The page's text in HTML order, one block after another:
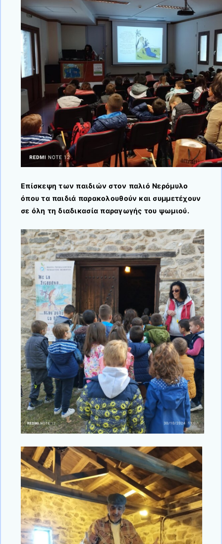
Επίσκεψη των παιδιών στον παλιό Νερόμυλο
όπου τα παιδιά παρακολουθούν και συμμετέχουν
σε όλη τη διαδικασία παραγωγής του ψωμιού.